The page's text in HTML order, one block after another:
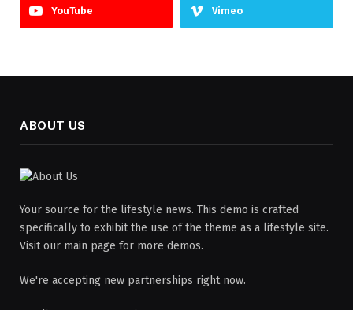
YouTube Vimeo
ABOUT US
Your source for the lifestyle news. This demo is crafted
specifically to exhibit the use of the theme as a lifestyle site.
Visit our main page for more demos.
We're accepting new partnerships right now.